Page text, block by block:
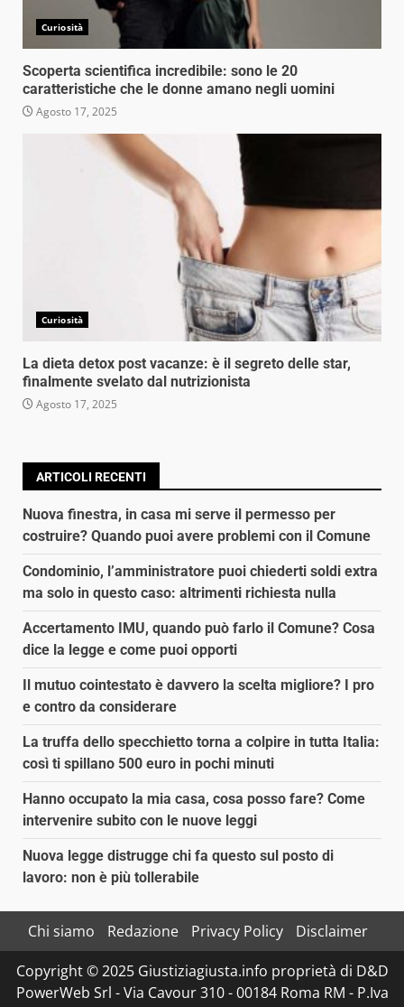
Curiosità
Scoperta scientifica incredibile: sono le 20
caratteristiche che le donne amano negli uomini
Agosto 17, 2025
Curiosità
La dieta detox post vacanze: è il segreto delle star,
finalmente svelato dal nutrizionista
Agosto 17, 2025
ARTICOLI RECENTI
Nuova finestra, in casa mi serve il permesso per
costruire? Quando puoi avere problemi con il Comune
Condominio, l’amministratore puoi chiederti soldi extra
ma solo in questo caso: altrimenti richiesta nulla
Accertamento IMU, quando può farlo il Comune? Cosa
dice la legge e come puoi opporti
Il mutuo cointestato è davvero la scelta migliore? I pro
e contro da considerare
La truffa dello specchietto torna a colpire in tutta Italia:
così ti spillano 500 euro in pochi minuti
Hanno occupato la mia casa, cosa posso fare? Come
intervenire subito con le nuove leggi
Nuova legge distrugge chi fa questo sul posto di
lavoro: non è più tollerabile
Chi siamo Redazione Privacy Policy
Disclaimer
Copyright © 2025 Giustiziagiusta.info proprietà di D&D
PowerWeb Srl - Via Cavour 310 - 00184 Roma RM - P.Iva